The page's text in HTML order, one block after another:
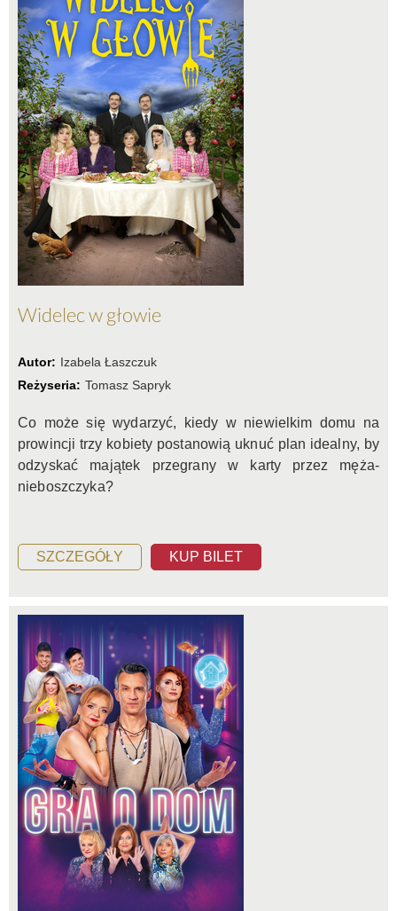
Widelec w głowie
Autor: Izabela Łaszczuk
Reżyseria: Tomasz Sapryk
Co może się wydarzyć, kiedy w niewielkim domu na
prowincji trzy kobiety postanowią uknuć plan idealny, by
odzyskać majątek przegrany w karty przez męża-
nieboszczyka?
SZCZEGÓŁY KUP BILET